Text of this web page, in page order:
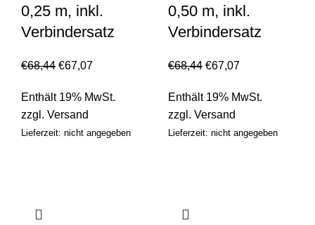
0,25 m, inkl.
Verbindersatz
€68,44 €67,07
Enthält 19% MwSt.
zzgl. Versand
Lieferzeit: nicht angegeben
0,50 m, inkl.
Verbindersatz
€68,44 €67,07
Enthält 19% MwSt.
zzgl. Versand
Lieferzeit: nicht angegeben